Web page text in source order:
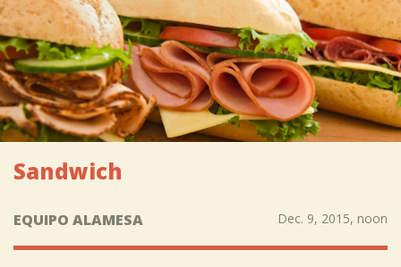
Sandwich
EQUIPO ALAMESA Dec. 9, 2015, noon